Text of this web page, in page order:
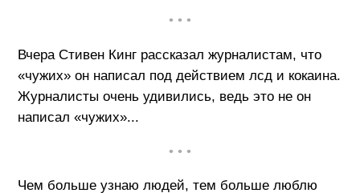
• • •
Вчера Стивен Кинг рассказал журналистам, что
«чужих» он написал под действием лсд и кокаина.
Журналисты очень удивились, ведь это не он
написал «чужих»...
• • •
Чем больше узнаю людей, тем больше люблю